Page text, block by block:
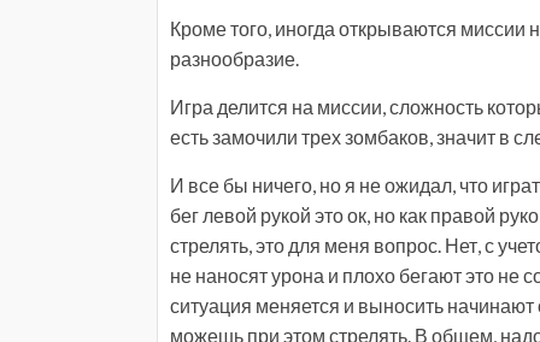
Кроме того, иногда открываются
разнообразие.
Игра делится на миссии, сложность
есть замочили трех зомбаков, значит в
И все бы ничего, но я не ожидал, что
бег левой рукой это ок, но как правой
стрелять, это для меня вопрос. Нет, с
не наносят урона и плохо бегают это не
ситуация меняется и выносить
можешь при этом стрелять. В общем,